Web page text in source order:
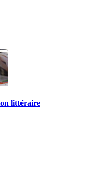
littéraire